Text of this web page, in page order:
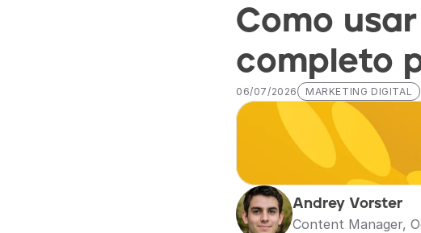
Como
completo
06/07/2026 MARKETING DIGITAL
Andrey Vorster
Content Manager,